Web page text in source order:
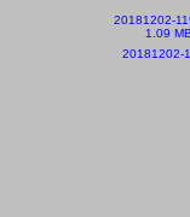
20181202-
1.09 MB